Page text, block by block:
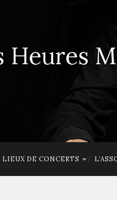
Heures
LIEUX DE CONCERTS